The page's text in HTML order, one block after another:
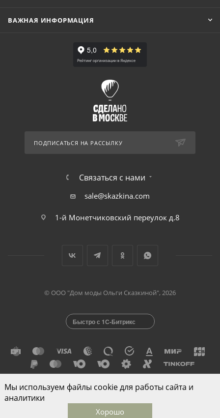
ВАЖНАЯ ИНФОРМАЦИЯ
ПОДПИСАТЬСЯ НА РАССЫЛКУ
Связаться с нами
sale@skazkina.com
1-й Монетчиковский переулок д.8
© ООО "Дом моды Ольги Сказкиной", 2026
Быстро с 1С-Битрикс
Разработано в
Мы используем файлы cookie для работы сайта и
аналитики
Хорошо